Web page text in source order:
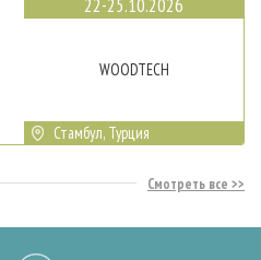
WOODTECH
Стамбул, Турция
Смотреть все